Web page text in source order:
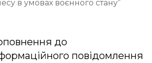
в умовах воєнного стану”
до
повідомлення